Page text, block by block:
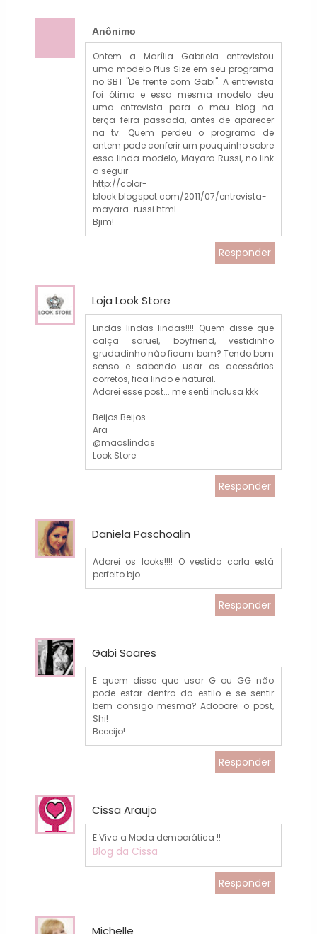
Anônimo
Ontem a Marília Gabriela entrevistou
uma modelo Plus Size em seu programa
no SBT "De frente com Gabi". A entrevista
foi ótima e essa mesma modelo deu
uma entrevista para o meu blog na
terça-feira passada, antes de aparecer
na tv. Quem perdeu o programa de
ontem pode conferir um pouquinho sobre
essa linda modelo, Mayara Russi, no link
a seguir
http://color-
block.blogspot.com/2011/07/entrevista-
mayara-russi.html
Bjim!
Responder
Loja Look Store
Lindas lindas lindas!!!! Quem disse que
calça saruel, boyfriend, vestidinho
grudadinho não ficam bem? Tendo bom
senso e sabendo usar os acessórios
corretos, fica lindo e natural.
Adorei esse post... me senti inclusa kkk
Beijos Beijos
Ara
@maoslindas
Look Store
Responder
Daniela Paschoalin
Adorei os looks!!!! O vestido corla está
perfeito.bjo
Responder
Gabi Soares
E quem disse que usar G ou GG não
pode estar dentro do estilo e se sentir
bem consigo mesma? Adooorei o post,
Shi!
Beeeijo!
Responder
Cissa Araujo
E Viva a Moda democrática !!
Blog da Cissa
Responder